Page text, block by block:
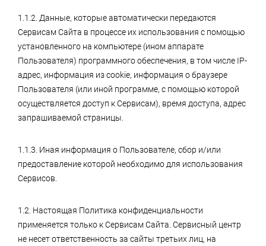
1.1.2. Данные, которые автоматически передаются
Сервисам Сайта в процессе их использования с помощью
установленного на компьютере (ином аппарате
Пользователя) программного обеспечения, в том числе IP-
адрес, информация из cookie, информация о браузере
Пользователя (или иной программе, с помощью которой
осуществляется доступ к Сервисам), время доступа, адрес
запрашиваемой страницы.
1.1.3. Иная информация о Пользователе, сбор и/или
предоставление которой необходимо для использования
Сервисов.
1.2. Настоящая Политика конфиденциальности
применяется только к Сервисам Сайта. Сервисный центр
не несет ответственность за сайты третьих лиц, на